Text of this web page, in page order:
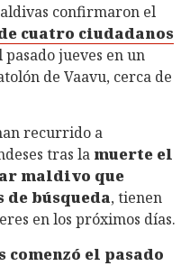
confirmaron el
cuatro ciudadanos
jueves en un
de Vaavu, cerca de
recurrido a
tras la muerte el
maldivo que
búsqueda, tienen
en los próximos días.
el pasado